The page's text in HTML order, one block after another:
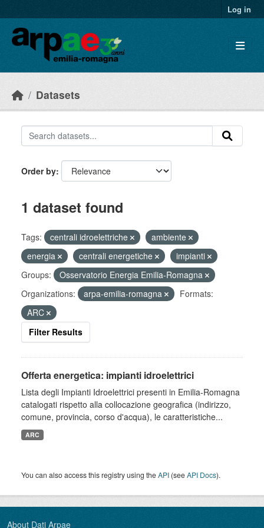
Log in
Datasets
Order by
1 dataset found
Tags: centrali idroelettriche
ambiente
energia
centrali energetiche
impianti
Groups:
Osservatorio Energia Emilia-Romagna
Organizations:
arpa-emilia-romagna
Formats:
ARC
Filter Results
Offerta energetica: impianti idroelettrici
Lista degli Impianti Idroelettrici presenti in Emilia-Romagna
catalogati rispetto alla collocazione geografica (indirizzo,
comune, provincia, corso d'acqua), le caratteristiche...
ARC
You can also access this registry using theAPI (seeAPI Docs).
About Dati Arpae